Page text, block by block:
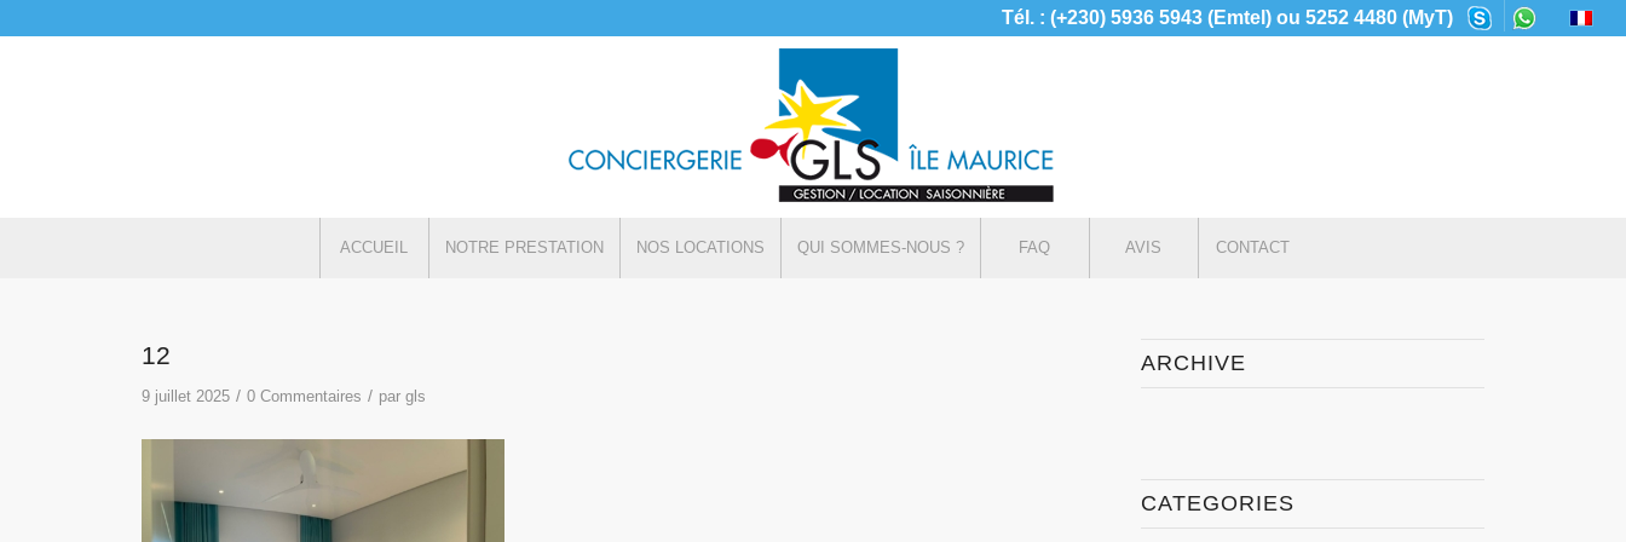
Tél. : (+230) 5936 5943 (Emtel) ou 5252 4480 (MyT)
ACCUEIL NOTRE PRESTATION NOS LOCATIONS QUI SOMMES-NOUS ? FAQ AVIS CONTACT
12
9 juillet 2025 / 0 Commentaires / pargls
ARCHIVE
CATEGORIES